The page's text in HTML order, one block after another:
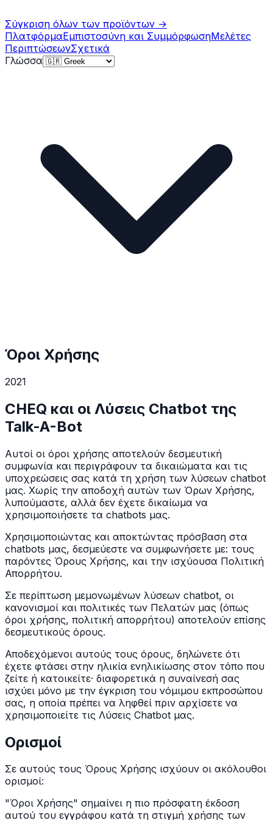
Σύγκριση όλων των προϊόντων →
ΠλατφόρμαΕμπιστοσύνη και ΣυμμόρφωσηΜελέτες
ΠεριπτώσεωνΣχετικά
Γλώσσα
Όροι Χρήσης
2021
CHEQ και οι Λύσεις Chatbot της
Talk-A-Bot
Αυτοί οι όροι χρήσης αποτελούν δεσμευτική
συμφωνία και περιγράφουν τα δικαιώματα και τις
υποχρεώσεις σας κατά τη χρήση των λύσεων chatbot
μας. Χωρίς την αποδοχή αυτών των Όρων Χρήσης,
λυπούμαστε, αλλά δεν έχετε δικαίωμα να
χρησιμοποιήσετε τα chatbots μας.
Χρησιμοποιώντας και αποκτώντας πρόσβαση στα
chatbots μας, δεσμεύεστε να συμφωνήσετε με: τους
παρόντες Όρους Χρήσης, και την ισχύουσα Πολιτική
Απορρήτου.
Σε περίπτωση μεμονωμένων λύσεων chatbot, οι
κανονισμοί και πολιτικές των Πελατών μας (όπως
όροι χρήσης, πολιτική απορρήτου) αποτελούν επίσης
δεσμευτικούς όρους.
Αποδεχόμενοι αυτούς τους όρους, δηλώνετε ότι
έχετε φτάσει στην ηλικία ενηλικίωσης στον τόπο που
ζείτε ή κατοικείτε· διαφορετικά η συναίνεσή σας
ισχύει μόνο με την έγκριση του νόμιμου εκπροσώπου
σας, η οποία πρέπει να ληφθεί πριν αρχίσετε να
χρησιμοποιείτε τις Λύσεις Chatbot μας.
Ορισμοί
Σε αυτούς τους Όρους Χρήσης ισχύουν οι ακόλουθοι
ορισμοί:
"Όροι Χρήσης" σημαίνει η πιο πρόσφατη έκδοση
αυτού του εγγράφου κατά τη στιγμή χρήσης των